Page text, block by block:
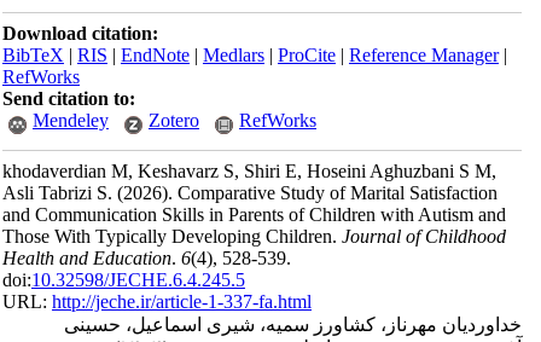
Download citation:
BibTeX|RIS|EndNote|Medlars|ProCite|Reference Manager
RefWorks
Send citation to:
Mendeley
Zotero RefWorks
khodaverdian M, Keshavarz S, Shiri E, Hoseini Aghuzbani S M,
Asli Tabrizi S.(2026).Comparative Study of Marital Satisfaction
and Communication Skills in Parents of Children with Autism and
Those With Typically Developing Children.Journal of Childhood
Health and Education.6(4), 528-539.
doi:10.32598/JECHE.6.4.245.5
URL:http://jeche.ir/article-1-337-fa.html
خداوردیان مهرناز، کشاورز سمیه، شیری اسماعیل، حسینی